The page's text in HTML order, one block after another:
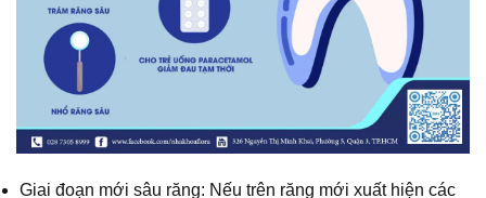
Giai đoạn mới sâu răng: Nếu trên răng mới xuất hiện các